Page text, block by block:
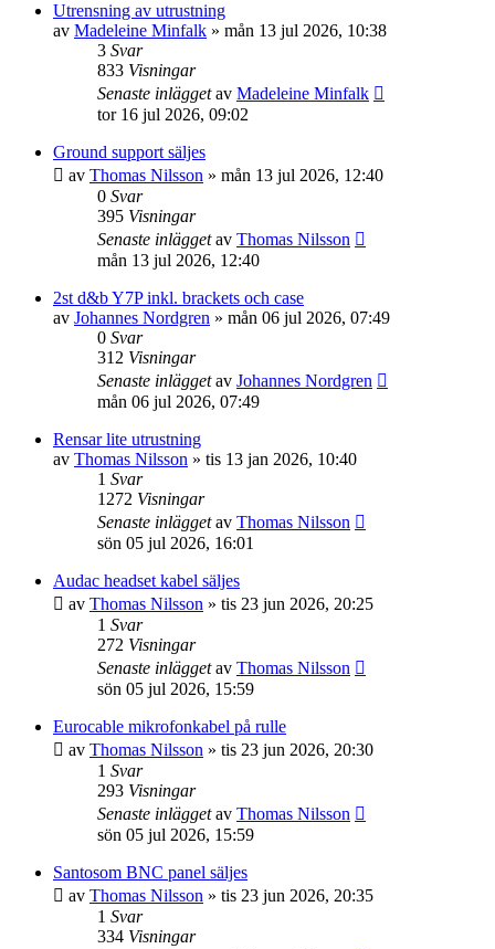
Utrensning av utrustning
av Madeleine Minfalk » mån 13 jul 2026, 10:38
3 Svar
833 Visningar
Senaste inläggetav Madeleine Minfalk
tor 16 jul 2026, 09:02
Ground support säljes
av Thomas Nilsson » mån 13 jul 2026, 12:40
0 Svar
395 Visningar
Senaste inläggetav Thomas Nilsson
mån 13 jul 2026, 12:40
2st d&b Y7P inkl. brackets och case
av Johannes Nordgren » mån 06 jul 2026, 07:49
0 Svar
312 Visningar
Senaste inläggetav Johannes Nordgren
mån 06 jul 2026, 07:49
Rensar lite utrustning
av Thomas Nilsson » tis 13 jan 2026, 10:40
1 Svar
1272 Visningar
Senaste inläggetav Thomas Nilsson
sön 05 jul 2026, 16:01
Audac headset kabel säljes
av Thomas Nilsson » tis 23 jun 2026, 20:25
1 Svar
272 Visningar
Senaste inläggetav Thomas Nilsson
sön 05 jul 2026, 15:59
Eurocable mikrofonkabel på rulle
av Thomas Nilsson » tis 23 jun 2026, 20:30
1 Svar
293 Visningar
Senaste inläggetav Thomas Nilsson
sön 05 jul 2026, 15:59
Santosom BNC panel säljes
av Thomas Nilsson » tis 23 jun 2026, 20:35
1 Svar
334 Visningar